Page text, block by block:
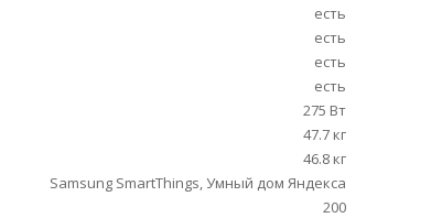
есть
есть
есть
есть
275 Вт
47.7 кг
46.8 кг
Samsung SmartThings, Умный дом Яндекса
200